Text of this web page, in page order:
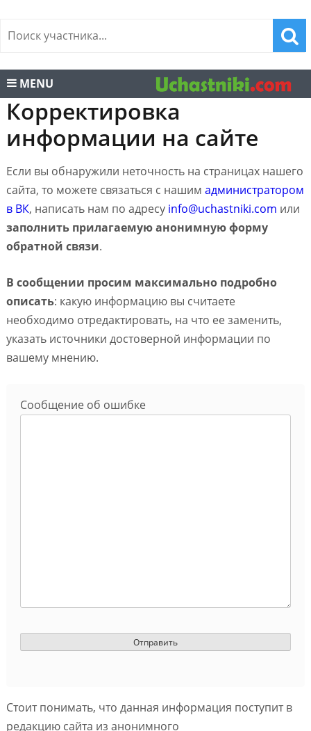
MENU
Корректировка
информации на сайте
Если вы обнаружили неточность на страницах нашего
сайта, то можете связаться с нашим администратором
в ВК, написать нам по адресу info@uchastniki.com или
заполнить прилагаемую анонимную форму
обратной связи.
В сообщении просим максимально подробно
описать: какую информацию вы считаете
необходимо отредактировать, на что ее заменить,
указать источники достоверной информации по
вашему мнению.
Сообщение об ошибке
Стоит понимать, что данная информация поступит в
редакцию сайта из анонимного